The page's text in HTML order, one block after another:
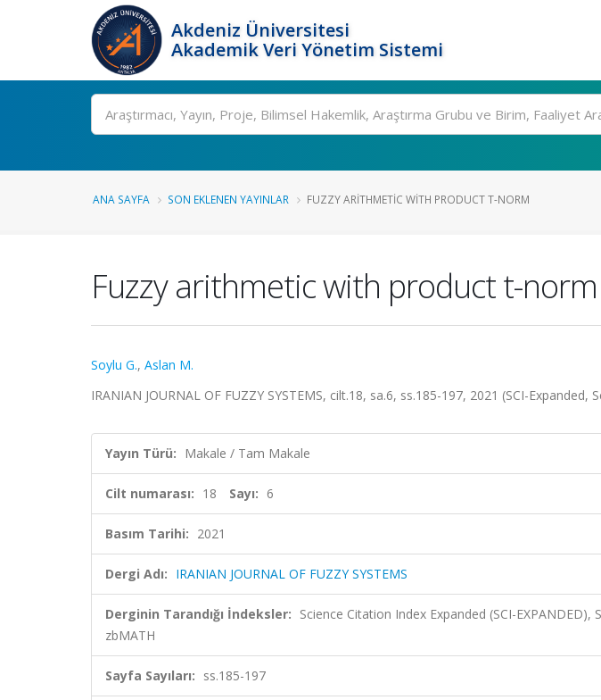
Akdeniz Üniversitesi
Akademik Veri Yönetim Sistemi
Ara
ANA SAYFA SON EKLENEN YAYINLAR FUZZY ARITHMETIC WITH PRODUCT T-NORM
Fuzzy arithmetic with product t-norm
Soylu G., Aslan M.
IRANIAN JOURNAL OF FUZZY SYSTEMS, cilt.18, sa.6, ss.185-197, 2021 (SCI-Expanded,
Yayın Türü: Makale / Tam Makale
Cilt numarası: 18 Sayı: 6
Basım Tarihi: 2021
Dergi Adı: IRANIAN JOURNAL OF FUZZY SYSTEMS
Derginin Tarandığı İndeksler: Science Citation Index Expanded (SCI-
zbMATH
Sayfa Sayıları: ss.185-197